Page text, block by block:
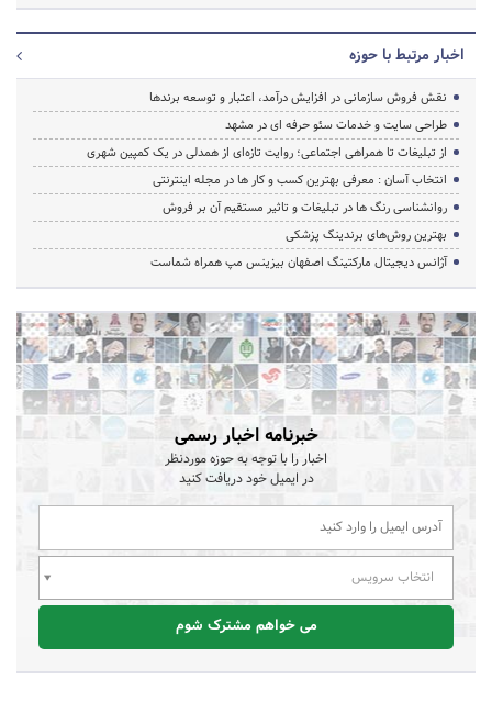
اخبار مرتبط با حوزه
نقش فروش سازمانی در افزایش درآمد، اعتبار و توسعه برندها
طراحی سایت و خدمات سئو حرفه ای در مشهد
از تبلیغات تا همراهی اجتماعی؛ روایت تازه‌ای از همدلی در یک کمپین شهری
انتخاب آسان : معرفی بهترین کسب و کار ها در مجله اینترنتی
روانشناسی رنگ ها در تبلیغات و تاثیر مستقیم آن بر فروش
بهترین روش‌های برندینگ پزشکی
آژانس دیجیتال مارکتینگ اصفهان بیزینس مپ همراه شماست
خبرنامه اخبار رسمی
اخبار را با توجه به حوزه موردنظر
در ایمیل خود دریافت کنید
انتخاب سرویس
می خواهم مشترک شوم